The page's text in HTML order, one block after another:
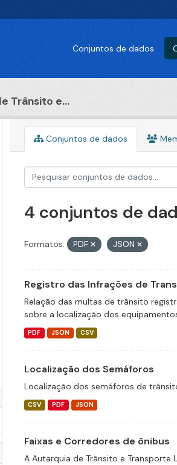
Conjuntos de dados
Trânsito e...
Conjuntos de dados
4 conjuntos de
Formatos: PDF JSON
Registro das Infrações de
Relação das multas de trânsito
sobre a localização dos
PDF JSON CSV
Localização dos Semáforos
Localização dos semáforos de
CSV PDF JSON
Faixas e Corredores de ônibus
A Autarquia de Trânsito e Transporte